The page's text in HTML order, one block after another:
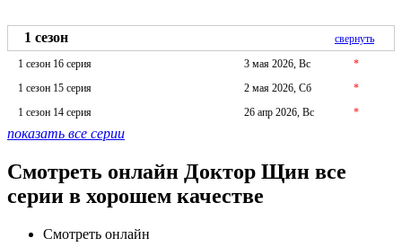
1 сезон
свернуть
1 сезон 16 серия
3 мая 2026, Вс
*
1 сезон 15 серия
2 мая 2026, Сб
*
1 сезон 14 серия
26 апр 2026, Вс *
показать все серии
Смотреть онлайн Доктор Щин все
серии в хорошем качестве
Смотреть онлайн